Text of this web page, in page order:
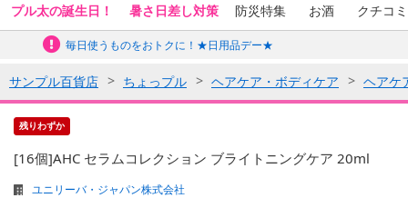
プル太の誕生日！ 暑さ日差し対策 防災特集 お酒 クチコ
毎日使うものをおトクに！★日用品デー★
サンプル百貨店 ちょっプル ヘアケア・ボディケア ヘアケ
残りわずか
[16個]AHC セラムコレクション ブライトニングケア 20ml
ユニリーバ・ジャパン株式会社